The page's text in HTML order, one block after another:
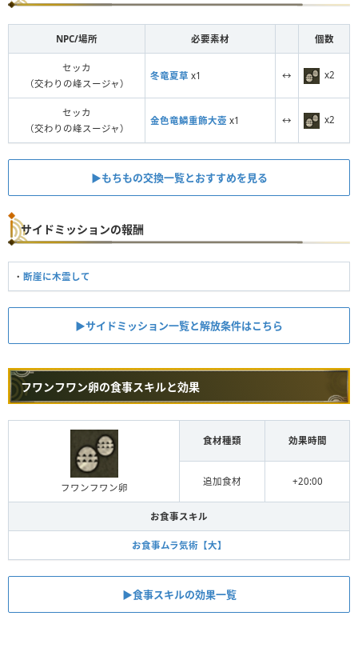
NPC/場所 必要素材 個数
セッカ
（交わりの峰スージャ）
冬竜夏草 x1 ↔ x2
セッカ
（交わりの峰スージャ）
金色竜鱗重飾大壺 x1 ↔ x2
▶︎もちもの交換一覧とおすすめを見る
サイドミッションの報酬
・ 断崖に木霊して
▶︎サイドミッション一覧と解放条件はこちら
フワンフワン卵の食事スキルと効果
フワンフワン卵
食材種類 効果時間
追加食材 +20:00
お食事スキル
お食事ムラ気術【大】
▶︎食事スキルの効果一覧